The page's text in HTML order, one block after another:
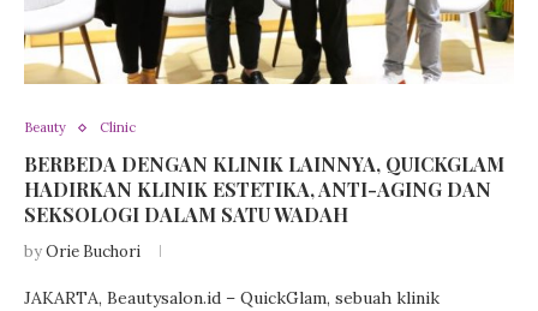
Beauty Clinic
BERBEDA DENGAN KLINIK LAINNYA, QUICKGLAM
HADIRKAN KLINIK ESTETIKA, ANTI-AGING DAN
SEKSOLOGI DALAM SATU WADAH
byOrie Buchori
JAKARTA, Beautysalon.id – QuickGlam, sebuah klinik